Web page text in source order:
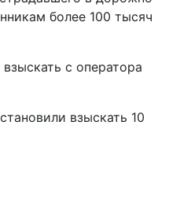
более 100 тысяч
с оператора
взыскать 10